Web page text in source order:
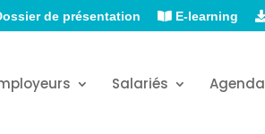
de présentation E-learning
Salariés Agenda